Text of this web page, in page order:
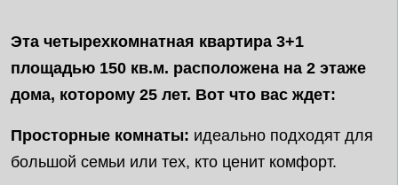
Эта четырехкомнатная квартира 3+1
площадью 150 кв.м. расположена на 2 этаже
дома, которому 25 лет. Вот что вас ждет:
Просторные комнаты: идеально подходят для
большой семьи или тех, кто ценит комфорт.